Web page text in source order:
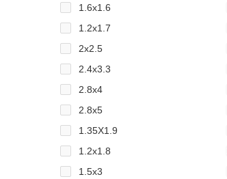
1.6x1.6
1.2x1.7
2x2.5
2.4x3.3
2.8x4
2.8x5
1.35Х1.9
1.2x1.8
1.5x3